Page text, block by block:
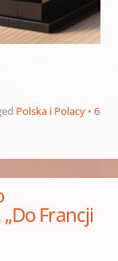
Polska i Polacy
6
Francji